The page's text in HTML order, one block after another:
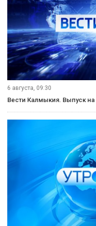
6 августа, 21:00
Вести Калмыкия. Выпуск на
6 августа, 11:30
Вести Калмыкия. Дневной